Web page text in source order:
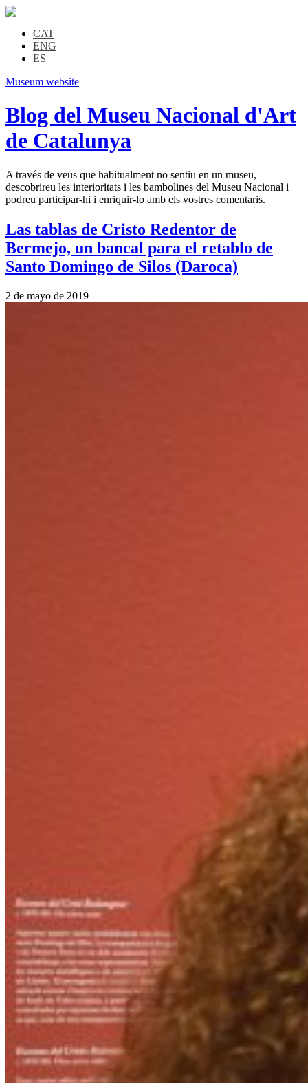
CAT
ENG
ES
Museum website
Blog del Museu Nacional d'Art
de Catalunya
A través de veus que habitualment no sentiu en un museu,
descobrireu les interioritats i les bambolines del Museu Nacional i
podreu participar-hi i enriquir-lo amb els vostres comentaris.
Las tablas de Cristo Redentor de
Bermejo, un bancal para el retablo de
Santo Domingo de Silos (Daroca)
2 de mayo de 2019